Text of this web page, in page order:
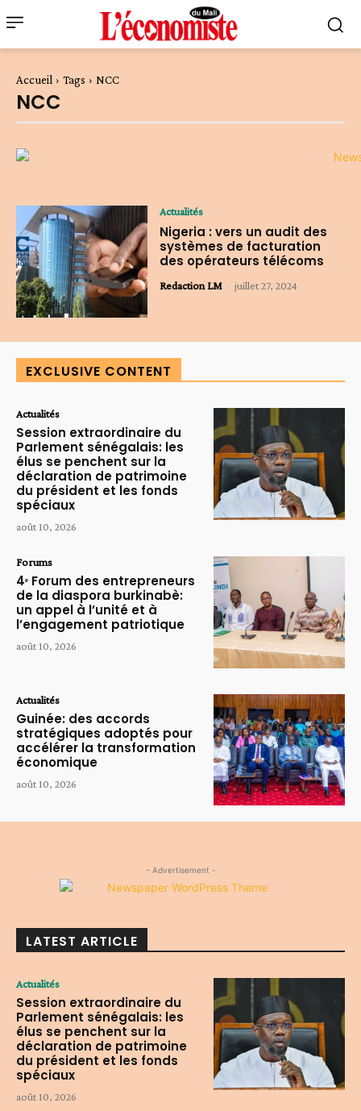
Accueil Tags NCC
NCC
Actualités
Nigeria : vers un audit des
systèmes de facturation
des opérateurs télécoms
Redaction LM - juillet 27, 2024
EXCLUSIVE CONTENT
Actualités
Session extraordinaire du
Parlement sénégalais: les
élus se penchent sur la
déclaration de patrimoine
du président et les fonds
spéciaux
août 10, 2026
Forums
4ᵉ Forum des entrepreneurs
de la diaspora burkinabè:
un appel à l’unité et à
l’engagement patriotique
août 10, 2026
Actualités
Guinée: des accords
stratégiques adoptés pour
accélérer la transformation
économique
août 10, 2026
- Advertisement -
LATEST ARTICLE
Actualités
Session extraordinaire du
Parlement sénégalais: les
élus se penchent sur la
déclaration de patrimoine
du président et les fonds
spéciaux
août 10, 2026